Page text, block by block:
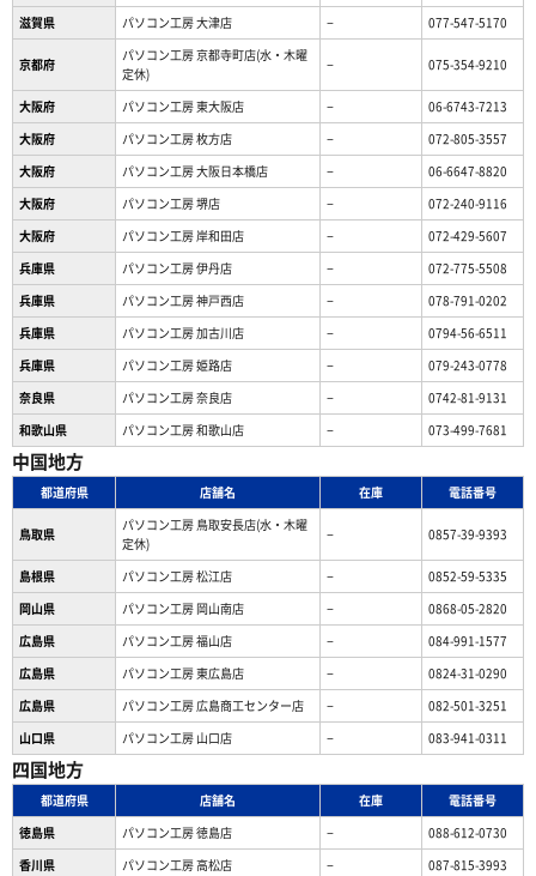
滋賀県 パソコン工房 大津店 − 077-547-5170
京都府
パソコン工房 京都寺町店(水・木曜
定休)
− 075-354-9210
大阪府 パソコン工房 東大阪店 −
06-6743-7213
大阪府
パソコン工房 枚方店 −
072-805-3557
大阪府
パソコン工房 大阪日本橋店 −
06-6647-8820
大阪府
パソコン工房 堺店 −
072-240-9116
大阪府
パソコン工房 岸和田店 −
072-429-5607
兵庫県
パソコン工房 伊丹店 −
072-775-5508
兵庫県
パソコン工房 神戸西店 −
078-791-0202
兵庫県
パソコン工房 加古川店 −
0794-56-6511
兵庫県
パソコン工房 姫路店 −
079-243-0778
奈良県
パソコン工房 奈良店 −
0742-81-9131
和歌山県
パソコン工房 和歌山店 − 073-499-7681
中国地方
都道府県 店舗名 在庫 電話番号
鳥取県
パソコン工房 鳥取安長店(水・木曜
定休)
− 0857-39-9393
島根県 パソコン工房 松江店 −
0852-59-5335
岡山県
パソコン工房 岡山南店 −
0868-05-2820
広島県
パソコン工房 福山店 −
084-991-1577
広島県
パソコン工房 東広島店 −
0824-31-0290
広島県
パソコン工房 広島商工センター店 −
082-501-3251
山口県
パソコン工房 山口店 − 083-941-0311
四国地方
都道府県 店舗名 在庫
電話番号
徳島県
パソコン工房 徳島店 −
088-612-0730
香川県
パソコン工房 高松店 − 087-815-3993